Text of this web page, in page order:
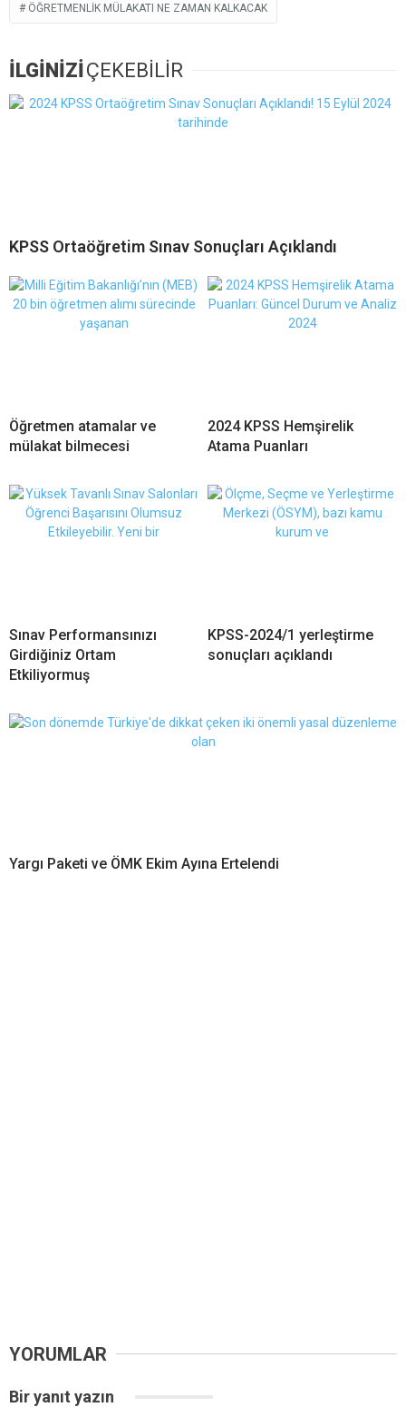
ÖĞRETMENLIK MÜLAKATI NE ZAMAN KALKACAK
İLGİNİZİÇEKEBİLİR
KPSS Ortaöğretim Sınav Sonuçları Açıklandı
Öğretmen atamalar ve
mülakat bilmecesi
2024 KPSS Hemşirelik
Atama Puanları
Sınav Performansınızı
Girdiğiniz Ortam
Etkiliyormuş
KPSS-2024/1 yerleştirme
sonuçları açıklandı
Yargı Paketi ve ÖMK Ekim Ayına Ertelendi
YORUMLAR
Bir yanıt yazın